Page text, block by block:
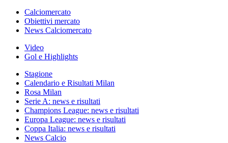
Calciomercato
Obiettivi mercato
News Calciomercato
Video
Gol e Highlights
Stagione
Calendario e Risultati Milan
Rosa Milan
Serie A: news e risultati
Champions League: news e risultati
Europa League: news e risultati
Coppa Italia: news e risultati
News Calcio